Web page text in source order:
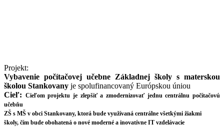
Projekt:
Vybavenie počítačovej učebne Základnej školy s materskou
školou Stankovany je spolufinancovaný Európskou úniou
Cieľ: Cieľom projektu je zlepšiť a zmodernizovať jednu centrálnu počítačovú
učebňu
ZŠ s MŠ v obci Stankovany, ktorá bude využívaná centrálne všetkými žiakmi
školy, čím bude obohatená o nové moderné a inovatívne IT vzdelávacie